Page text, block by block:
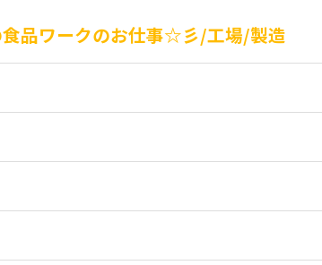
品ワークのお仕事☆彡/工場/製造